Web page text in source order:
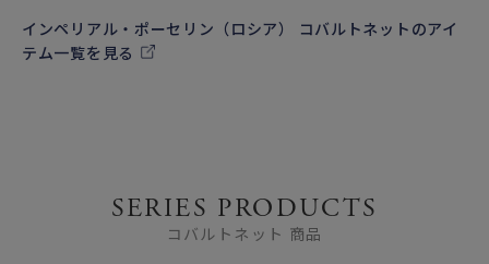
インペリアル・ポーセリン（ロシア） コバルトネットのアイ
テム一覧を見る
SERIES PRODUCTS
コバルトネット 商品